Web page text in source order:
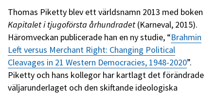
Thomas Piketty blev ett världsnamn 2013 med boken
Kapitalet i tjugoförsta århundradet (Karneval, 2015).
Häromveckan publicerade han en ny studie, “Brahmin
Left versus Merchant Right: Changing Political
Cleavages in 21 Western Democracies, 1948-2020”.
Piketty och hans kollegor har kartlagt det förändrade
väljarunderlaget och den skiftande ideologiska